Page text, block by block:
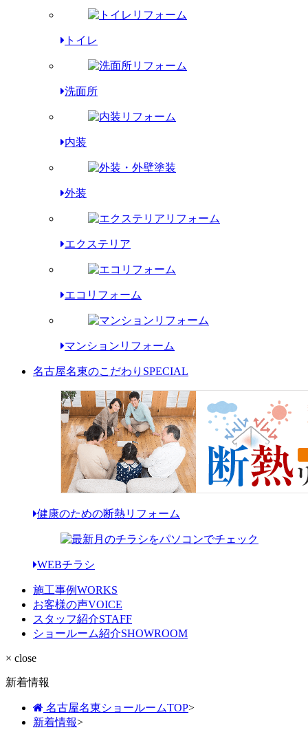
トイレ
洗面所
内装
外装
エクステリア
エコリフォーム
マンションリフォーム
名古屋名東のこだわり SPECIAL
健康のための断熱リフォーム
WEBチラシ
施工事例WORKS
お客様の声VOICE
スタッフ紹介STAFF
ショールーム紹介SHOWROOM
× close
新着情報
名古屋名東ショールームTOP>
新着情報>